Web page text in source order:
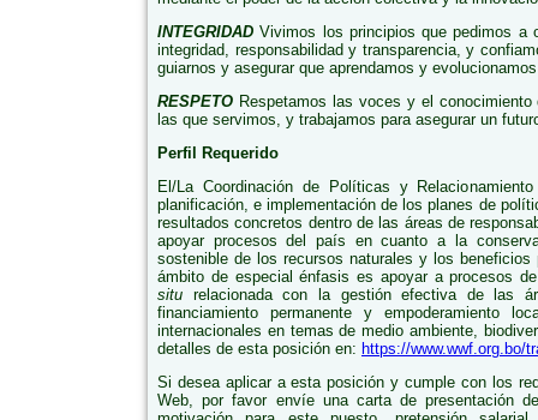
INTEGRIDAD Vivimos los principios que pedimos a
integridad, responsabilidad y transparencia, y
guiarnos y asegurar que aprendamos y
RESPETO Respetamos las voces y el
las que servimos, y trabajamos para asegurar un
Perfil Requerido
El/La Coordinación de Políticas y
planificación, e implementación de los planes de
resultados concretos dentro de las áreas de
apoyar procesos del país en cuanto a la
sostenible de los recursos naturales y los
ámbito de especial énfasis es apoyar a procesos
situ relacionada con la gestión efectiva de las
financiamiento permanente y empoderamiento
internacionales en temas de medio ambiente,
detalles de esta posición en: https://www.wwf.org.bo/
Si desea aplicar a esta posición y cumple con los
Web, por favor envíe una carta de presentación